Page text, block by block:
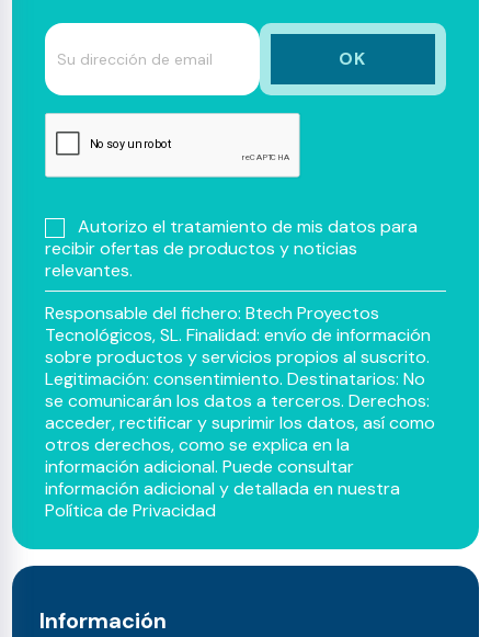
Autorizo el tratamiento de mis datos para
recibir ofertas de productos y noticias
relevantes.
Responsable del fichero: Btech Proyectos
Tecnológicos, SL. Finalidad: envío de información
sobre productos y servicios propios al suscrito.
Legitimación: consentimiento. Destinatarios: No
se comunicarán los datos a terceros. Derechos:
acceder, rectificar y suprimir los datos, así como
otros derechos, como se explica en la
información adicional. Puede consultar
información adicional y detallada en nuestra
Política de Privacidad
Información